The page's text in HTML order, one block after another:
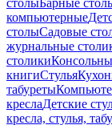
столыБарные
компьютерные
столыСадовые
журнальные
столики
книгиСтулья
табуреты
креслаДетские
кресла, стулья,